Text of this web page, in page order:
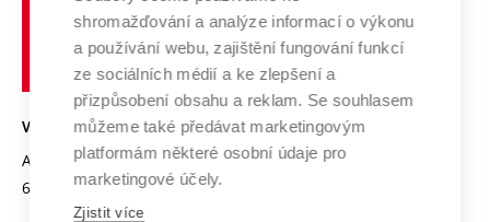
Výzkumné infrastruktury
Transfer znalostí
Open Science
Projekty
Projekty ze strukturálních fondů
Specifický výzkum
Služby univerzity
Mezinárodní dohody
Univerzitní sítě
Udržitelná univerzita
Podnikavá univerzita / ContriBUTe
Bezpečná univerzita
Vyznamenání
Organizační struktura
učení
technické
VYSOKÉ UČENÍ TECHNICKÉ V BRNĚ
Antonínská 548/1
602 00 Brno
www.vut.cz
vut@vutbr.cz
shromažďování a analýze informací o výkonu
a používání webu, zajištění fungování funkcí
ze sociálních médií a ke zlepšení a
přizpůsobení obsahu a reklam. Se souhlasem
můžeme také předávat marketingovým
platformám některé osobní údaje pro
marketingové účely.
Zjistit více